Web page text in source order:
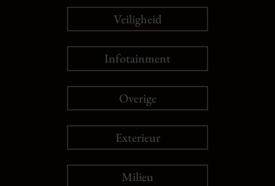
Veiligheid
Infotainment
Overige
Exterieur
Milieu